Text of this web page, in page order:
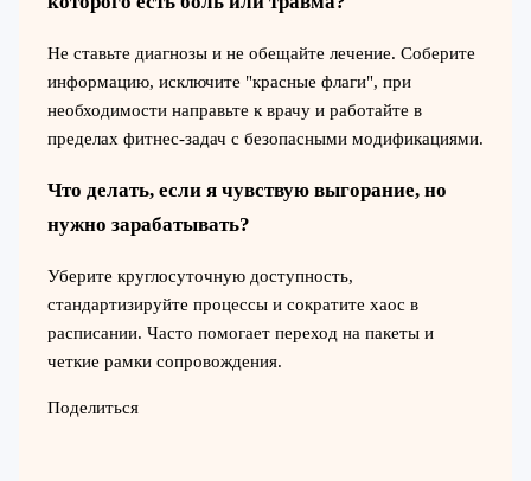
Не ставьте диагнозы и не обещайте лечение. Соберите
информацию, исключите "красные флаги", при
необходимости направьте к врачу и работайте в
пределах фитнес-задач с безопасными модификациями.
Что делать, если я чувствую выгорание, но
нужно зарабатывать?
Уберите круглосуточную доступность,
стандартизируйте процессы и сократите хаос в
расписании. Часто помогает переход на пакеты и
четкие рамки сопровождения.
Поделиться